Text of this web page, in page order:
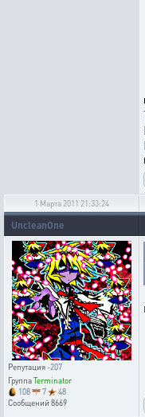
1 Марта 2011 21:33:24
UncleanOne
Репутация-207
ГруппаTerminator
108
7
48
Сообщений 8669